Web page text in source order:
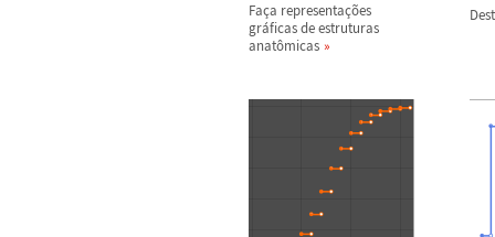
Faça representações
gráficas de estruturas
anatômicas